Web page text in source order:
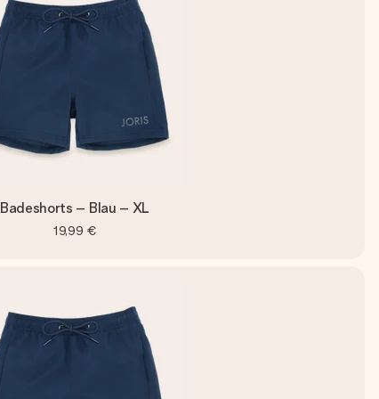
Badeshorts – Blau – XL
19,99 €